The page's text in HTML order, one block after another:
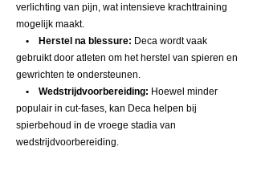
verlichting van pijn, wat intensieve krachttraining
mogelijk maakt.
• Herstel na blessure: Deca wordt vaak
gebruikt door atleten om het herstel van spieren en
gewrichten te ondersteunen.
• Wedstrijdvoorbereiding: Hoewel minder
populair in cut-fases, kan Deca helpen bij
spierbehoud in de vroege stadia van
wedstrijdvoorbereiding.